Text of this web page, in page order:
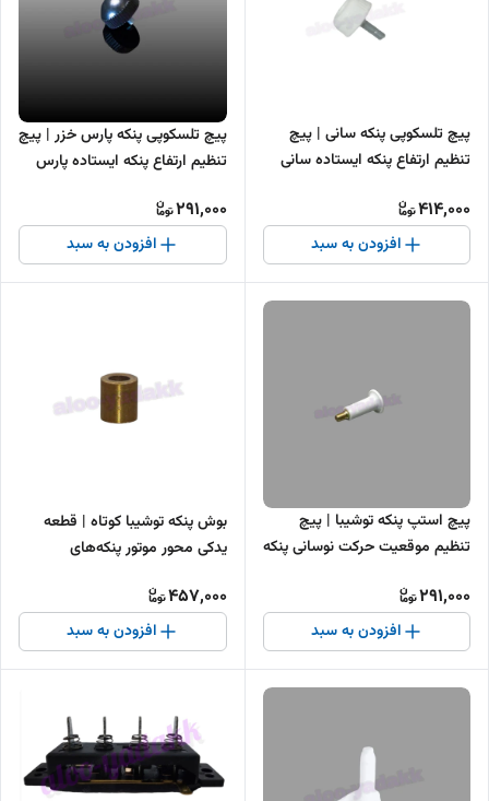
پیچ تلسکوپی پنکه سانی | پیچ
تنظیم ارتفاع پنکه ایستاده سانی
414,000
افزودن به سبد
پیچ تلسکوپی پنکه پارس خزر | پیچ
تنظیم ارتفاع پنکه ایستاده پارس
291,000
افزودن به سبد
پیچ استپ پنکه توشیبا | پیچ
تنظیم موقعیت حرکت نوسانی پنکه
291,000
افزودن به سبد
بوش پنکه توشیبا کوتاه | قطعه
یدکی محور موتور پنکه‌های
457,000
افزودن به سبد